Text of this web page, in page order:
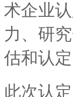
术企业
力、研
估和认
此次认